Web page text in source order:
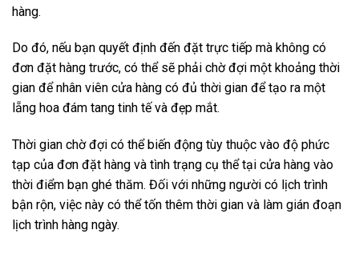
hàng.
Do đó, nếu bạn quyết định đến đặt trực tiếp mà không có
đơn đặt hàng trước, có thể sẽ phải chờ đợi một khoảng thời
gian để nhân viên cửa hàng có đủ thời gian để tạo ra một
lẵng hoa đám tang tinh tế và đẹp mắt.
Thời gian chờ đợi có thể biến động tùy thuộc vào độ phức
tạp của đơn đặt hàng và tình trạng cụ thể tại cửa hàng vào
thời điểm bạn ghé thăm. Đối với những người có lịch trình
bận rộn, việc này có thể tốn thêm thời gian và làm gián đoạn
lịch trình hàng ngày.